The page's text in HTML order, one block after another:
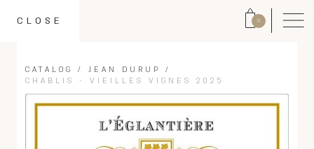
0
CLOSE
CATALOG / JEAN DURUP
/
CHABLIS - VIEILLES VIGNES 2025